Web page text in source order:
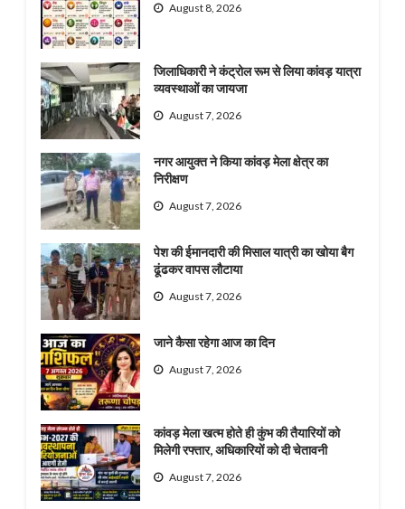
August 8, 2026
जिलाधिकारी ने कंट्रोल रूम से लिया कांवड़ यात्रा
व्यवस्थाओं का जायजा
August 7, 2026
नगर आयुक्त ने किया कांवड़ मेला क्षेत्र का
निरीक्षण
August 7, 2026
पेश की ईमानदारी की मिसाल यात्री का खोया बैग
ढूंढकर वापस लौटाया
August 7, 2026
जाने कैसा रहेगा आज का दिन
August 7, 2026
कांवड़ मेला खत्म होते ही कुंभ की तैयारियों को
मिलेगी रफ्तार, अधिकारियों को दी चेतावनी
August 7, 2026